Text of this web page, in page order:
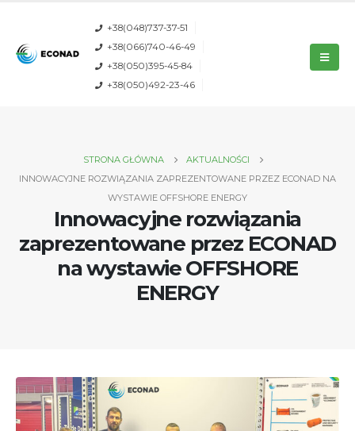
+38(048)737-37-51
+38(066)740-46-49
+38(050)395-45-84
+38(050)492-23-46
STRONA GŁÓWNA
AKTUALNOŚCI
INNOWACYJNE ROZWIĄZANIA ZAPREZENTOWANE PRZEZ ECONAD NA
WYSTAWIE OFFSHORE ENERGY
Innowacyjne rozwiązania
zaprezentowane przez ECONAD
na wystawie OFFSHORE
ENERGY